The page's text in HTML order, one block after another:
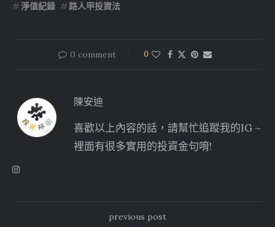
淨值紀錄 路人甲投資法
0 comment 0
陳安迪
喜歡以上內容的話，請幫忙追蹤我的IG ~
裡面有很多實用的投資金句唷!
previous post